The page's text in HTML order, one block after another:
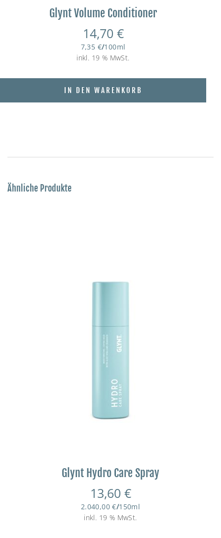
Glynt Volume Conditioner
14,70 €
7,35 €/100ml
inkl. 19 % MwSt.
IN DEN WARENKORB
Ähnliche Produkte
Glynt Hydro Care Spray
13,60 €
2.040,00€/150ml
inkl. 19 % MwSt.